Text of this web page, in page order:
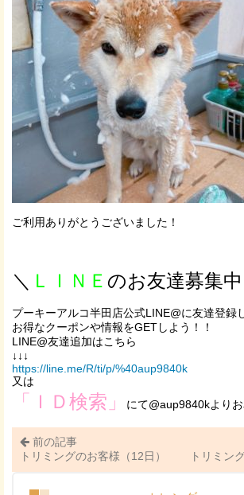
ご利用ありがとうございました！
＼ ＬＩＮＥ のお友達募集
プーキーアルコ半田店公式LINE@に友達登録
お得なクーポンや情報をGETしよう！！
LINE@友達追加はこちら
↓↓↓
https://line.me/R/ti/p/%40aup9840k
又は
「ＩＤ検索」 にて@aup9840kより
前の記事
トリミングのお客様（12日）
トリミン